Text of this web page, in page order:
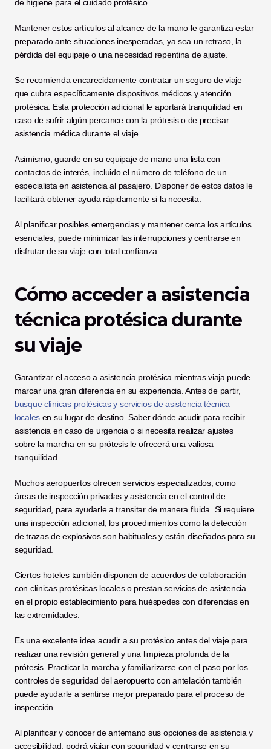
de higiene para el cuidado protésico.
Mantener estos artículos al alcance de la mano le garantiza estar
preparado ante situaciones inesperadas, ya sea un retraso, la
pérdida del equipaje o una necesidad repentina de ajuste.
Se recomienda encarecidamente contratar un seguro de viaje
que cubra específicamente dispositivos médicos y atención
protésica. Esta protección adicional le aportará tranquilidad en
caso de sufrir algún percance con la prótesis o de precisar
asistencia médica durante el viaje.
Asimismo, guarde en su equipaje de mano una lista con
contactos de interés, incluido el número de teléfono de un
especialista en asistencia al pasajero. Disponer de estos datos le
facilitará obtener ayuda rápidamente si la necesita.
Al planificar posibles emergencias y mantener cerca los artículos
esenciales, puede minimizar las interrupciones y centrarse en
disfrutar de su viaje con total confianza.
Cómo acceder a asistencia
técnica protésica durante
su viaje
Garantizar el acceso a asistencia protésica mientras viaja puede
busque clínicas protésicas y servicios de asistencia técnica
locales en su lugar de destino. Saber dónde acudir para recibir
asistencia en caso de urgencia o si necesita realizar ajustes
sobre la marcha en su prótesis le ofrecerá una valiosa
tranquilidad.
Muchos aeropuertos ofrecen servicios especializados, como
áreas de inspección privadas y asistencia en el control de
seguridad, para ayudarle a transitar de manera fluida. Si requiere
una inspección adicional, los procedimientos como la detección
de trazas de explosivos son habituales y están diseñados para su
seguridad.
Ciertos hoteles también disponen de acuerdos de colaboración
con clínicas protésicas locales o prestan servicios de asistencia
en el propio establecimiento para huéspedes con diferencias en
las extremidades.
Es una excelente idea acudir a su protésico antes del viaje para
realizar una revisión general y una limpieza profunda de la
prótesis. Practicar la marcha y familiarizarse con el paso por los
controles de seguridad del aeropuerto con antelación también
puede ayudarle a sentirse mejor preparado para el proceso de
inspección.
Al planificar y conocer de antemano sus opciones de asistencia y
accesibilidad, podrá viajar con seguridad y centrarse en su